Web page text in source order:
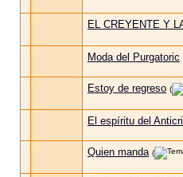
EL CREYENTE Y
Moda del Purgatoric
Estoy de regreso (
El espíritu del
Quien manda (